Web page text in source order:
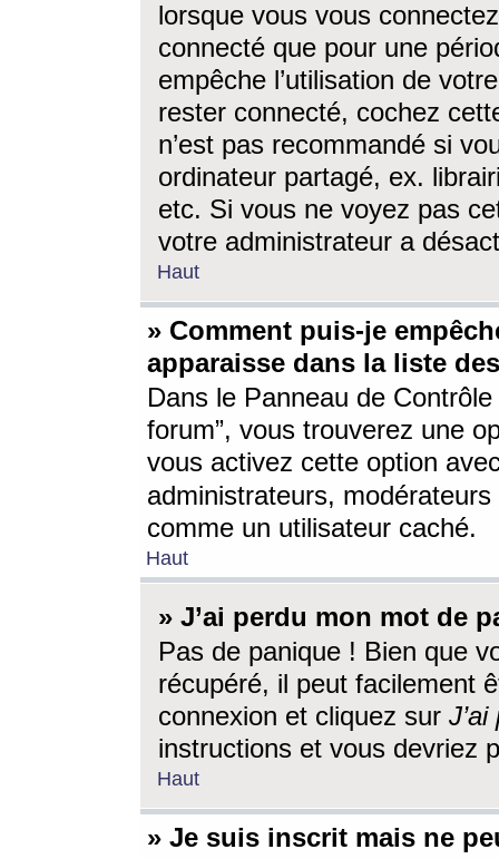
lorsque vous vous
connecté que pour une
empêche l’utilisation de
rester connecté, cochez
n’est pas recommandé si
ordinateur partagé, ex.
etc. Si vous ne voyez pas
votre administrateur a
Haut
» Comment puis-je
apparaisse dans la liste
Dans le Panneau de
forum”, vous trouverez une
vous activez cette option
administrateurs,
comme un utilisateur caché.
Haut
» J’ai perdu mon mot de
Pas de panique ! Bien que
récupéré, il peut facilement
connexion et cliquez sur
instructions et vous devriez
Haut
» Je suis inscrit mais ne